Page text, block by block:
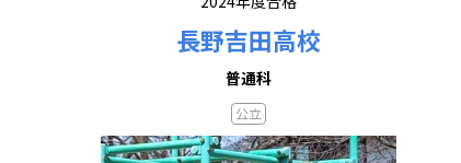
長野吉田高校
普通科
公立